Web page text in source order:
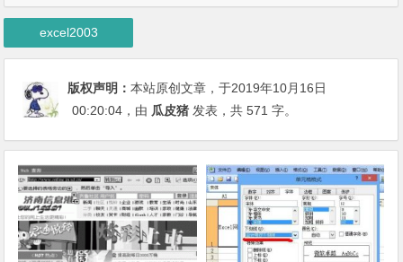
excel2003
版权声明：本站原创文章，于2019年10月16日
00:20:04 ，由 瓜皮猪 发表，共 571 字。